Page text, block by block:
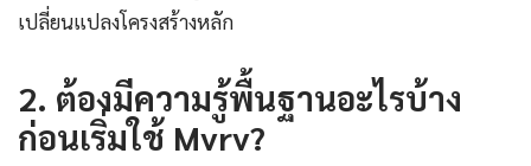
เปลี่ยนแปลงโครงสร้างหลัก
2. ต้องมีความรู้พื้นฐานอะไรบ้าง
ก่อนเริ่มใช้ Mvrv?